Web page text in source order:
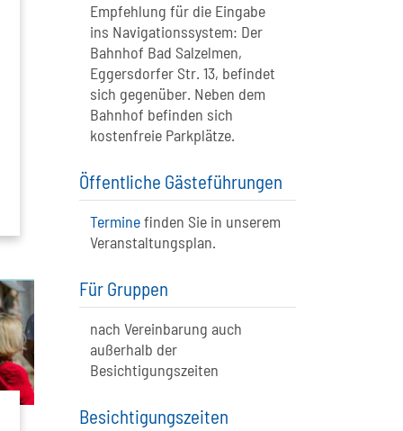
Empfehlung für die Eingabe
ins Navigationssystem: Der
Bahnhof Bad Salzelmen,
Eggersdorfer Str. 13, befindet
sich gegenüber. Neben dem
Bahnhof befinden sich
kostenfreie Parkplätze.
Öffentliche Gästeführungen
Terminefinden Sie in unserem
Veranstaltungsplan.
Für Gruppen
nach Vereinbarung auch
außerhalb der
Besichtigungszeiten
Besichtigungszeiten